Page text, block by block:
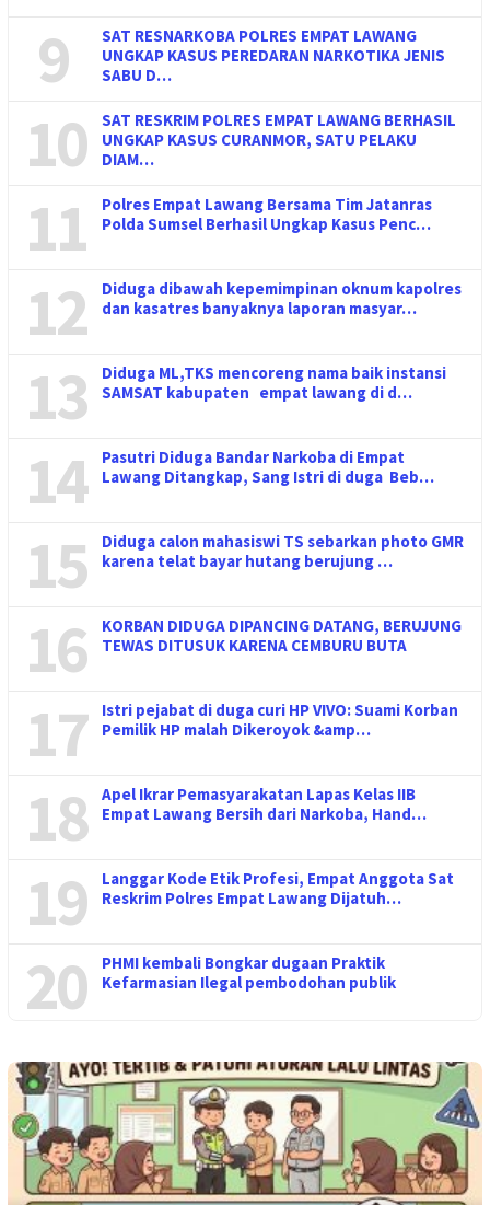
9
SAT RESNARKOBA POLRES EMPAT LAWANG
UNGKAP KASUS PEREDARAN NARKOTIKA JENIS
SABU D…
10
SAT RESKRIM POLRES EMPAT LAWANG BERHASIL
UNGKAP KASUS CURANMOR, SATU PELAKU
DIAM…
11
Polres Empat Lawang Bersama Tim Jatanras
Polda Sumsel Berhasil Ungkap Kasus Penc…
12
Diduga dibawah kepemimpinan oknum kapolres
dan kasatres banyaknya laporan masyar…
13
Diduga ML,TKS mencoreng nama baik instansi
SAMSAT kabupaten empat lawang di d…
14
Pasutri Diduga Bandar Narkoba di Empat
Lawang Ditangkap, Sang Istri di duga Beb…
15
Diduga calon mahasiswi TS sebarkan photo GMR
karena telat bayar hutang berujung …
16
KORBAN DIDUGA DIPANCING DATANG, BERUJUNG
TEWAS DITUSUK KARENA CEMBURU BUTA
17
Istri pejabat di duga curi HP VIVO: Suami Korban
Pemilik HP malah Dikeroyok &amp…
18
Apel Ikrar Pemasyarakatan Lapas Kelas IIB
Empat Lawang Bersih dari Narkoba, Hand…
19
Langgar Kode Etik Profesi, Empat Anggota Sat
Reskrim Polres Empat Lawang Dijatuh…
20
PHMI kembali Bongkar dugaan Praktik
Kefarmasian Ilegal pembodohan publik